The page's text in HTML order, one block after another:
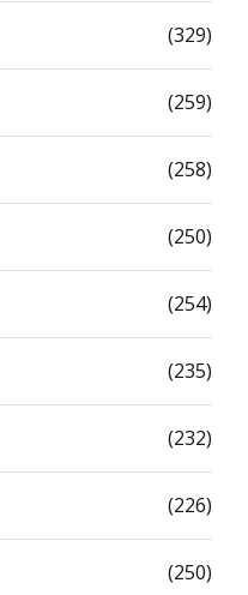
(329)
(259)
(258)
(250)
(254)
(235)
(232)
(226)
(250)